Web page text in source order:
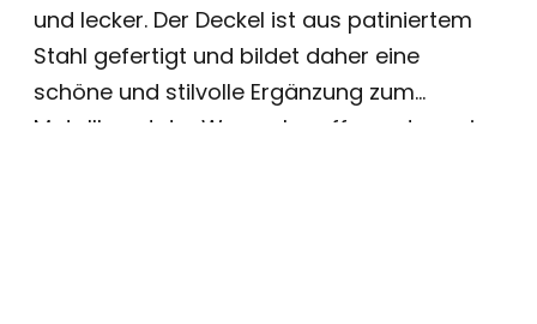
und lecker. Der Deckel ist aus patiniertem
Stahl gefertigt und bildet daher eine
schöne und stilvolle Ergänzung zum
Metallband der Wasserkaraffe, sodass ein